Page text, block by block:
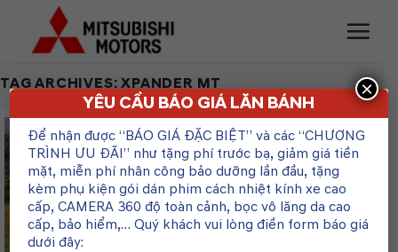
content
TAG ARCHIVES:XPANDER MT
07
Th3
YÊU CẦU BÁO GIÁ LĂN BÁNH
Để nhận được “BÁO GIÁ ĐẶC BIỆT” và các “CHƯƠNG
TRÌNH ƯU ĐÃI” như tặng phí trước bạ, giảm giá tiền
mặt, miễn phí nhân công bảo dưỡng lần đầu, tặng
kèm phụ kiện gói dán phim cách nhiệt kính xe cao
cấp, CAMERA 360 độ toàn cảnh, bọc vô lăng da cao
cấp, bảo hiểm,… Quý khách vui lòng điền form báo giá
dưới đây:
×